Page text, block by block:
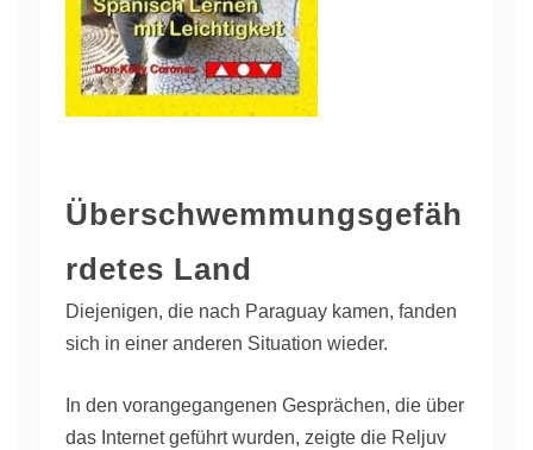
Überschwemmungsgefäh
rdetes Land
Diejenigen, die nach Paraguay kamen, fanden
sich in einer anderen Situation wieder.
In den vorangegangenen Gesprächen, die über
das Internet geführt wurden, zeigte die Reljuv